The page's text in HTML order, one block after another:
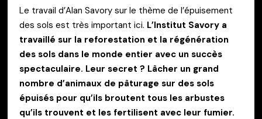
Le travail d’Alan Savory sur le thème de l’épuisement
des sols est très important ici. L’Institut Savory a
travaillé sur la reforestation et la régénération
des sols dans le monde entier avec un succès
spectaculaire. Leur secret ? Lâcher un grand
nombre d’animaux de pâturage sur des sols
épuisés pour qu’ils broutent tous les arbustes
qu’ils trouvent et les fertilisent avec leur fumier.